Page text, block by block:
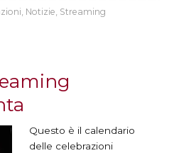
Notizie Streaming
Questo è il calendario
delle celebrazioni